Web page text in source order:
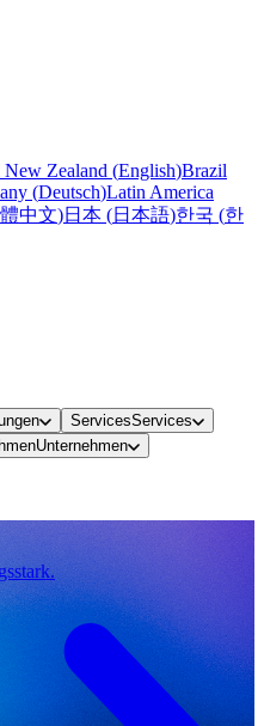
Zealand (English)Brazil
(Deutsch)Latin America
中文)日本 (日本語)한국 (한
ServicesServices
Unternehmen